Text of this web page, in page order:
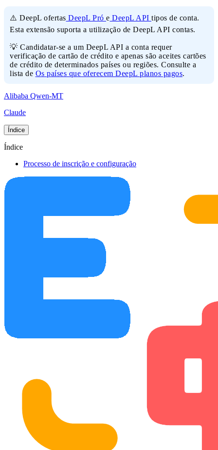
⚠️ DeepL ofertas DeepL Pró e DeepL API tipos de conta.
Esta extensão suporta a utilização de DeepL API contas.
💡 Candidatar-se a um DeepL API a conta requer
verificação de cartão de crédito e apenas são aceites cartões
de crédito de determinados países ou regiões. Consulte a
lista de Os países que oferecem DeepL planos pagos.
Alibaba Qwen-MT
Claude
Índice
Índice
Processo de inscrição e configuração